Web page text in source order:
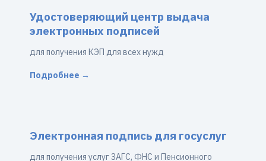
Удостоверяющий центр выдача
электронных подписей
для получения КЭП для всех нужд
Подробнее →
Электронная подпись для госуслуг
для получения услуг ЗАГС, ФНС и Пенсионного